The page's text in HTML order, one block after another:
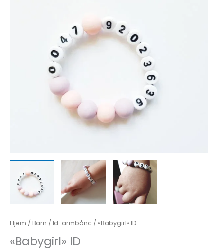
Hjem / Barn / Id-armbånd / «Babygirl» ID
«Babygirl» ID